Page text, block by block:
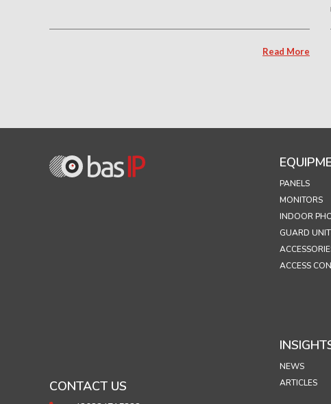
Read More
CONTACT US
PANELS
MONITORS
INDOOR
GUARD
ACCESS
NEWS
ARTICLES